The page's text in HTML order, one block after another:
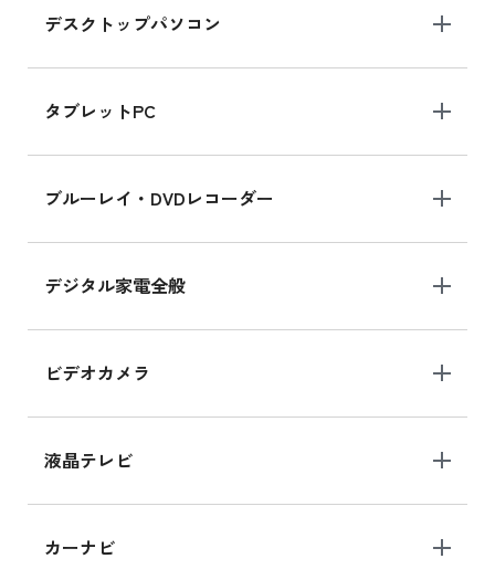
デスクトップパソコン
タブレットPC
ブルーレイ・DVDレコーダー
デジタル家電全般
ビデオカメラ
液晶テレビ
カーナビ
iPad mini シリーズ 2024
iPad mini 8.3インチ の新品買取価格
iPhone 16 シリーズ
iPhone 16 の新品買取価格
iPad Air 11インチ シリーズ
iPad Air 11インチ の新品買取価格
iPhone 15 128GB シリーズ
iPhone 15 128GB の新品買取価格